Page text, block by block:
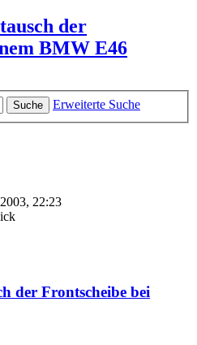
der
BMW E46
Suche
Erweiterte Suche
22:23
der Frontscheibe bei